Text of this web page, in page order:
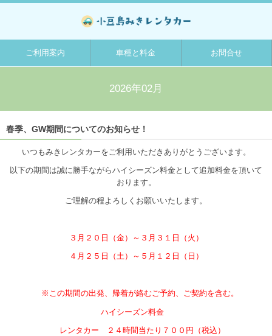
ご利用案内 車種と料金 お問合せ
2026年02月
春季、GW期間についてのお知らせ！
いつもみきレンタカーをご利用いただきありがとうございます。
以下の期間は誠に勝手ながらハイシーズン料金として追加料金を頂いて
おります。
ご理解の程よろしくお願いいたします。
３月２０日（金）～３月３１日（火）
４月２５日（土）～５月１２日（日）
※この期間の出発、帰着が絡むご予約、ご契約を含む。
ハイシーズン料金
レンタカー ２４時間当たり７００円（税込）